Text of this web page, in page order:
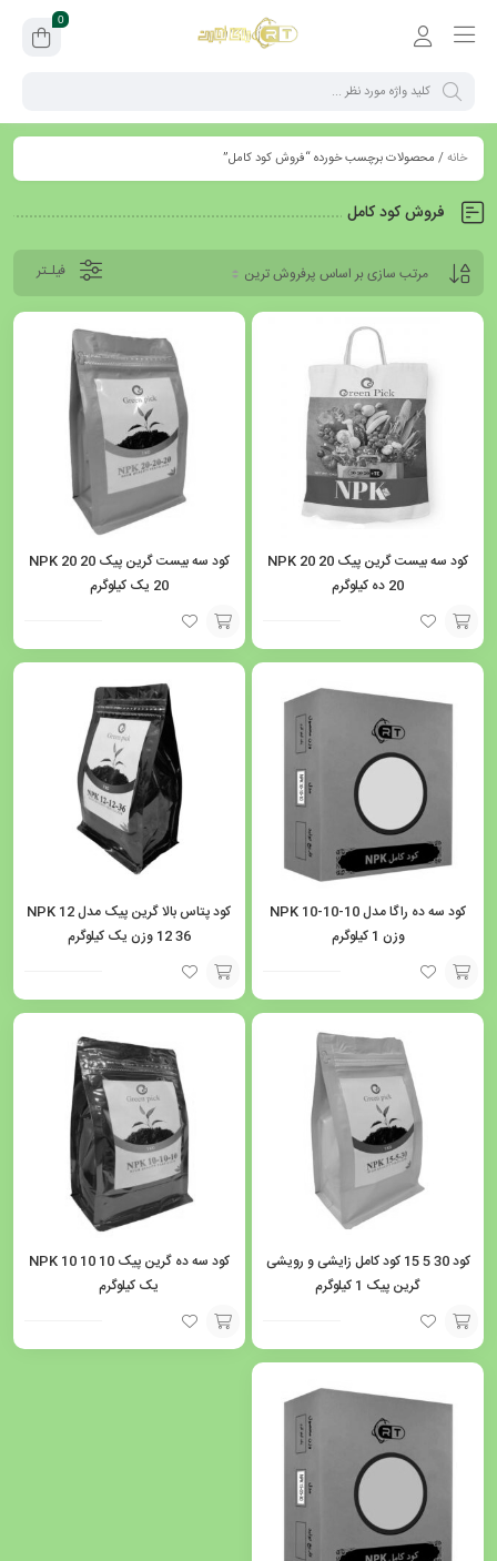
0
خانه/ محصولات برچسب خورده “فروش کود کامل”
فروش کود کامل
فیلـتر
کود سه بیست گرین پیک NPK 20 20
20 ده کیلوگرم
افزودن
کود سه بیست گرین پیک NPK 20 20
20 یک کیلوگرم
افزودن
کود سه ده راگا مدل NPK 10-10-10
وزن 1 کیلوگرم
افزودن
کود پتاس بالا گرین پیک مدل NPK 12
12 36 وزن یک کیلوگرم
افزودن
کود 30 5 15 کود کامل زایشی و رویشی
گرین پیک 1 کیلوگرم
افزودن
کود سه ده گرین پیک NPK 10 10 10
یک کیلوگرم
افزودن